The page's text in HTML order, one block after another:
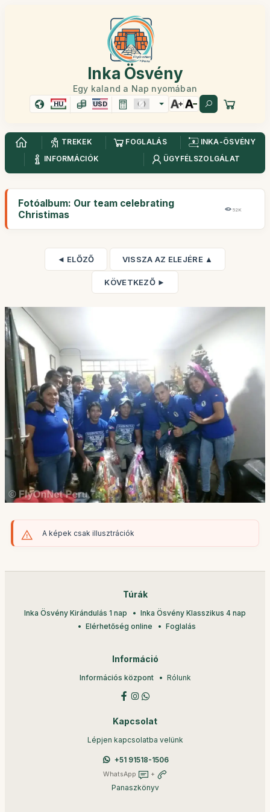
Inka Ösvény
Egy kaland a Nap nyomában
HU USD
TREKEK FOGLALÁS
INKA-ÖSVÉNY
INFORMÁCIÓK
ÜGYFÉLSZOLGÁLAT
Fotóalbum: Our team celebrating
Christimas
52K
◄ ELŐZŐ VISSZA AZ ELEJÉRE ▲
KÖVETKEZŐ ►
A képek csak illusztrációk
Túrák
Inka Ösvény Kirándulás 1 nap
Inka Ösvény Klasszikus 4 nap
Elérhetőség online
Foglalás
Információ
Információs központ Rólunk
Kapcsolat
Lépjen kapcsolatba velünk
+51 91518-1506
WhatsApp +
Panaszkönyv